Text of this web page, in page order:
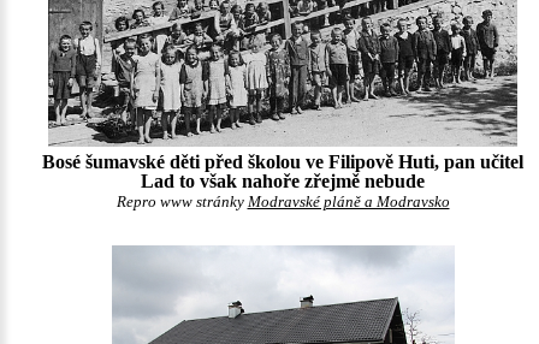
Bosé šumavské děti před školou ve Filipově Huti, pan učitel
Lad to však nahoře zřejmě nebude
Repro www stránky Modravské pláně a Modravsko